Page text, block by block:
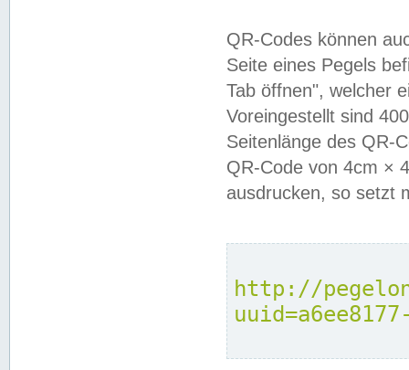
QR-Codes können
Seite eines Pegels
Tab öffnen", welcher
Voreingestellt sind
Seitenlänge des QR-
QR-Code von 4cm ×
ausdrucken, so setzt
http://